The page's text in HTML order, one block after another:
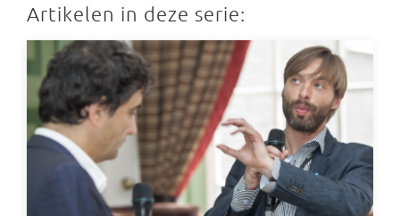
Artikelen in deze serie: